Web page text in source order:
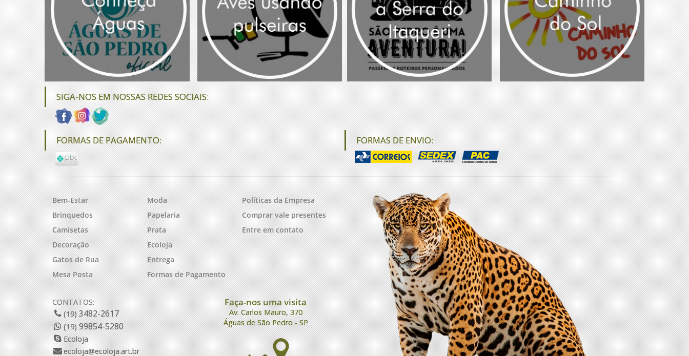
SIGA-NOS EM NOSSAS REDES SOCIAIS:
FORMAS DE PAGAMENTO: FORMAS DE ENVIO:
Bem-Estar
Brinquedos
Camisetas
Decoração
Gatos de Rua
Mesa Posta
Moda
Papelaria
Prata
Ecoloja
Entrega
Formas de Pagamento
Políticas da Empresa
Comprar vale presentes
Entre em contato
CONTATOS:
(19)3482-2617
(19)99854-5280
Ecoloja
ecoloja@ecoloja.art.br
Faça-nos uma visita
Av. Carlos Mauro, 370
Águas de São Pedro - SP